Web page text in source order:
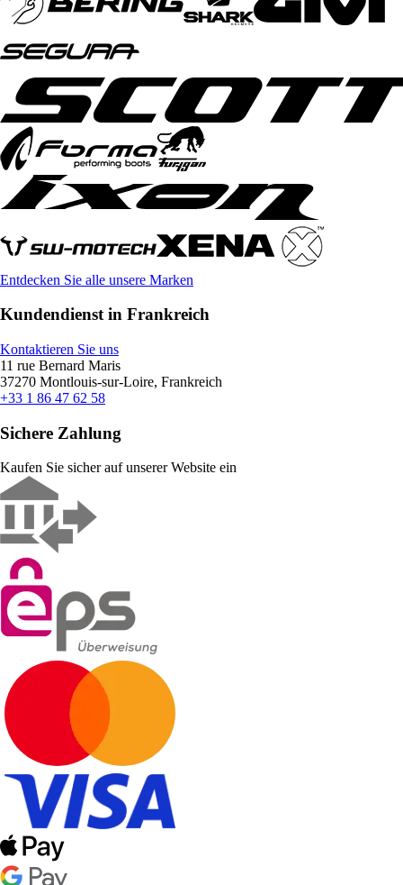
Entdecken Sie alle unsere Marken
Kundendienst in Frankreich
Kontaktieren Sie uns
11 rue Bernard Maris
37270 Montlouis-sur-Loire, Frankreich
+33 1 86 47 62 58
Sichere Zahlung
Kaufen Sie sicher auf unserer Website ein